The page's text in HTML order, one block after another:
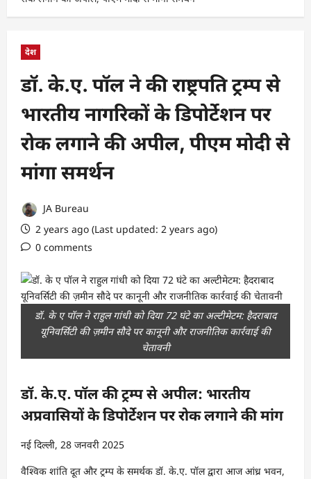
देश
डॉ. के.ए. पॉल ने की राष्ट्रपति ट्रम्प से
भारतीय नागरिकों के डिपोर्टेशन पर
रोक लगाने की अपील, पीएम मोदी से
मांगा समर्थन
JA Bureau
2 years ago (Last updated: 2 years ago)
0 comments
डॉ. के ए पॉल ने राहुल गांधी को दिया 72 घंटे का अल्टीमेटम: हैदराबाद
यूनिवर्सिटी की ज़मीन सौदे पर कानूनी और राजनीतिक कार्रवाई की
चेतावनी
डॉ. के.ए. पॉल की ट्रम्प से अपील: भारतीय
अप्रवासियों के डिपोर्टेशन पर रोक लगाने की मांग
नई दिल्ली, 28 जनवरी 2025
वैश्विक शांति दूत और ट्रम्प के समर्थक डॉ. के.ए. पॉल द्वारा आज आंध्र भवन,